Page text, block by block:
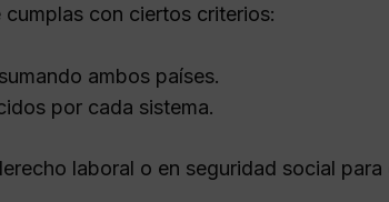
con ciertos criterios:
ambos países.
por cada sistema.
laboral o en seguridad social para